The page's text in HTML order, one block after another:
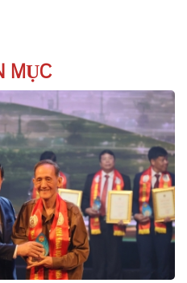
MỤC